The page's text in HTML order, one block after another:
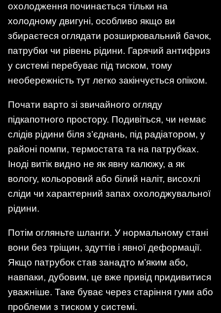
охолодження починається тільки на
холодному двигуні, особливо якщо ви
збираєтеся оглядати розширювальний бачок,
патрубки чи рівень рідини. Гарячий антифриз
у системі перебуває під тиском, тому
необережність тут легко закінчується опіком.
Почати варто зі звичайного огляду
підкапотного простору. Подивіться, чи немає
слідів рідини біля з’єднань, під радіатором, у
районі помпи, термостата та на патрубках.
Іноді витік видно не як явну калюжу, а як
вологу, кольоровий або білий наліт, висохлі
сліди чи характерний запах охолоджувальної
рідини.
Потім огляньте шланги. У нормальному стані
вони без тріщин, здуттів і явної деформації.
Якщо патрубок став занадто м’яким або,
навпаки, дубовим, це вже привід придивитися
уважніше. Таке буває через старіння гуми або
проблеми з тиском у системі.